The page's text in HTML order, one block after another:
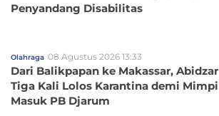
Penyandang Disabilitas
Olahraga 08 Agustus 2026 13:33
Dari Balikpapan ke Makassar, Abidzar
Tiga Kali Lolos Karantina demi Mimpi
Masuk PB Djarum